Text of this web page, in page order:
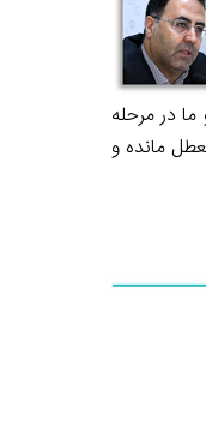
ما در مرحله
مانده و